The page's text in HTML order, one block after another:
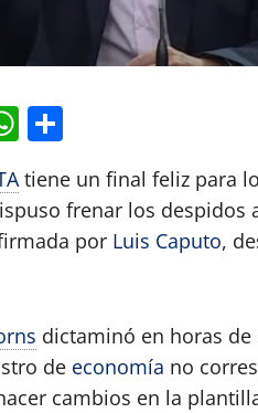
WhatsApp
tiene un final feliz para
frenar los
por Luis Caputo,
dictaminó en horas
de economía no
cambios en la